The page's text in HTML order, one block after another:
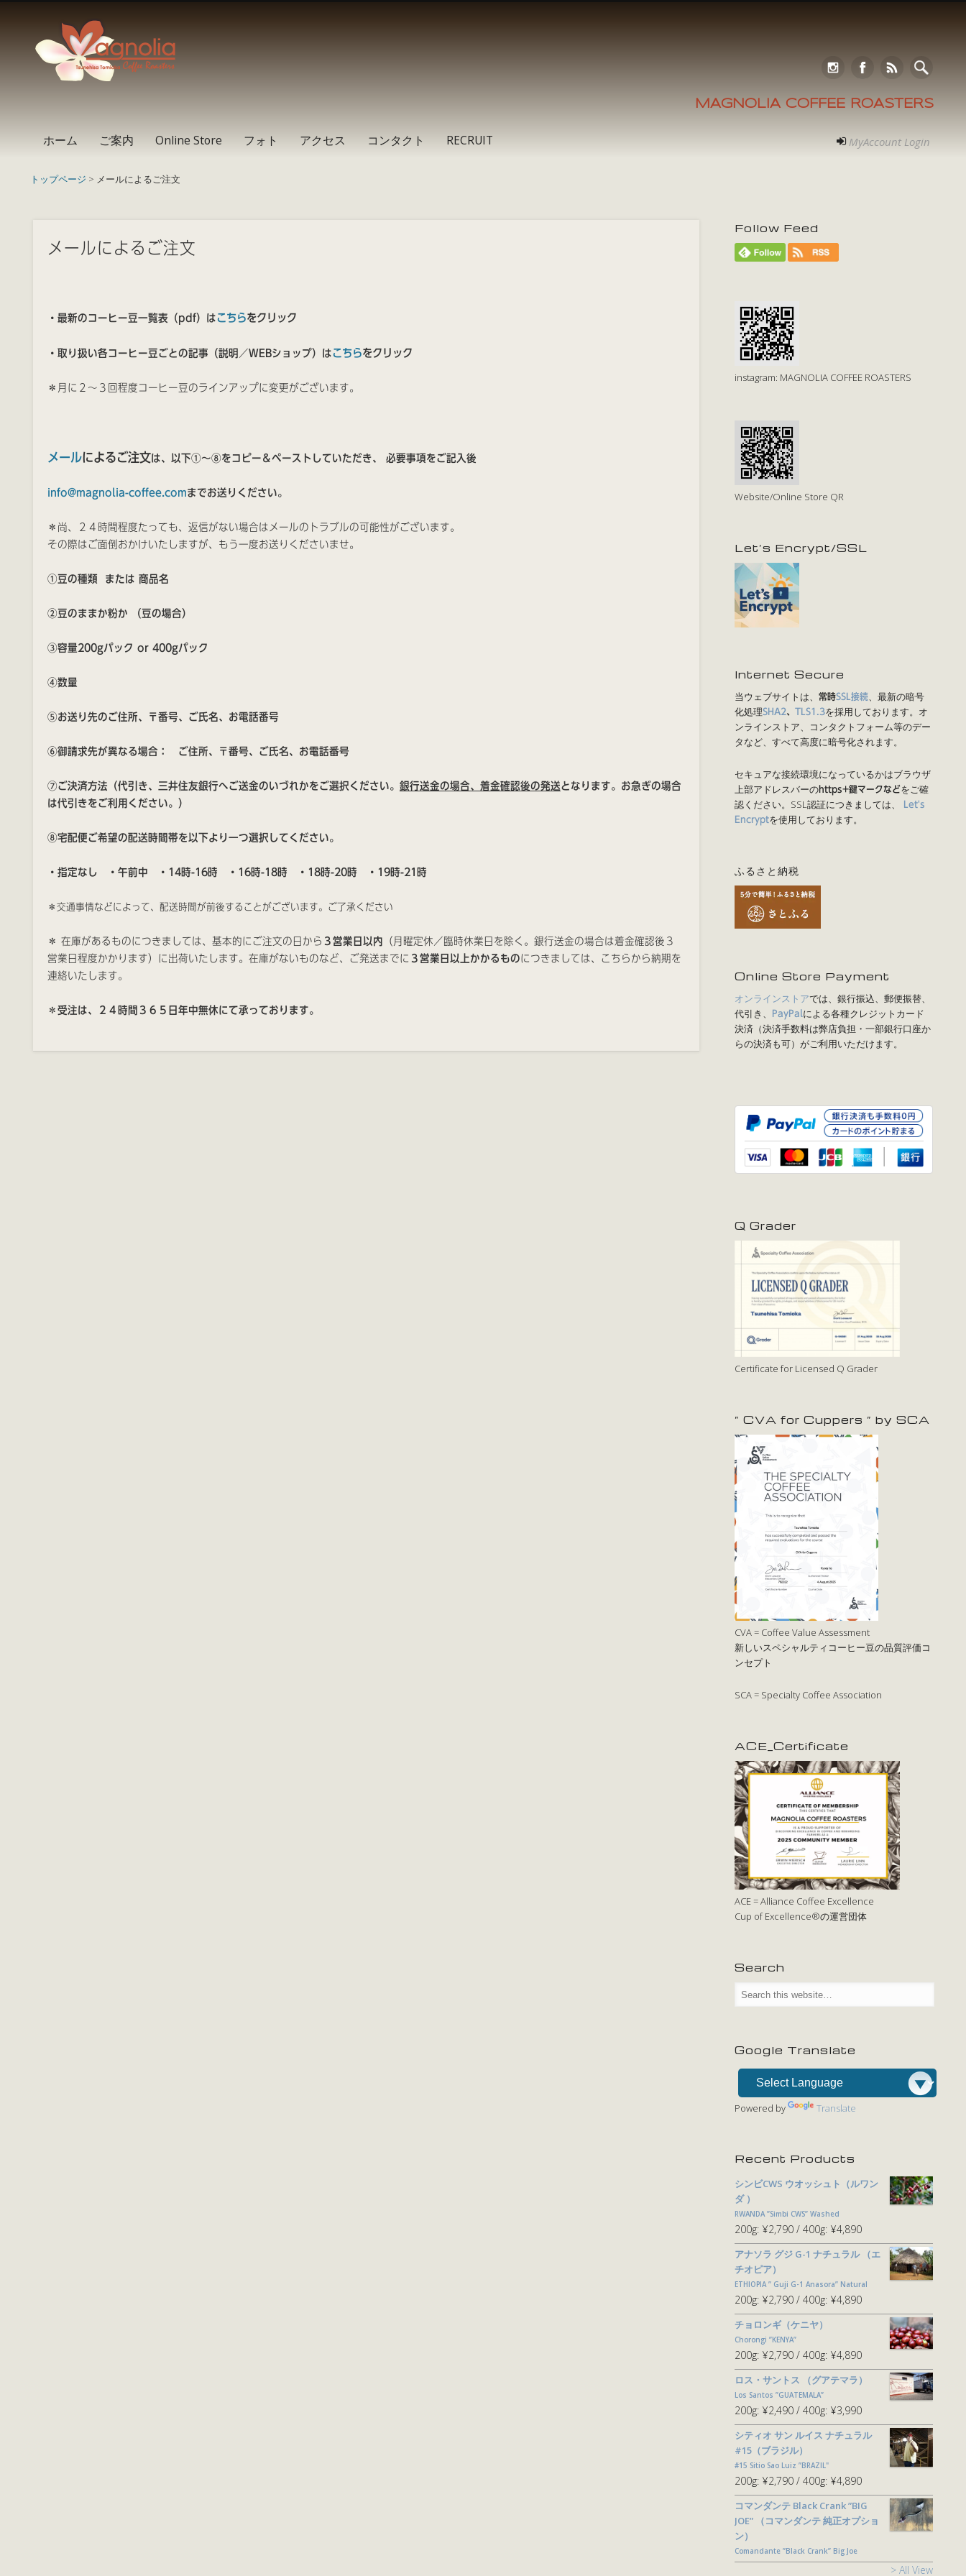
InstagramFacebook
RSS
MAGNOLIA COFFEE ROASTERS
ホーム ご案内 Online Store フォト アクセス コンタクト RECRUIT MyAccount Login
トップページ > メールによるご注文
メールによるご注文
・最新のコーヒー豆一覧表（pdf）はこちらをクリック
・取り扱い各コーヒー豆ごとの記事（説明／WEBショップ）はこちらをクリック
＊月に２〜３回程度コーヒー豆のラインアップに変更がございます。
メールによるご注文は、以下①〜⑧をコピー＆ペースト していただき、 必要事項をご記入後
info@magnolia-coffee.comまでお送りください。
＊尚、２４時間程度たっても、返信がない場合はメールのトラブルの可能性がございます。
その際はご面倒おかけいたしますが、もう一度お送りくださいませ。
①豆の種類 または 商品名
②豆のままか粉か （豆の場合）
③容量200gパック or 400gパック
④数量
⑤お送り先のご住所、〒番号、ご氏名、お電話番号
⑥御請求先が異なる場合： ご住所、〒番号、ご氏名、お電話番号
⑦ご決済方法（代引き、三井住友銀行へご送金のいづれかをご選択ください。 銀行送金の場合、着金確認後の発送となります。お急ぎの場合
は代引きをご利用ください。）
⑧宅配便ご希望の配送時間帯を以下より一つ選択してください。
・指定なし ・午前中 ・14時-16時 ・16時-18時 ・18時-20時 ・19時-21時
＊交通事情などによって、配送時間が前後することがございます。ご了承ください
＊ 在庫があるものにつきましては、基本的にご注文の日から ３営業日以内 （月曜定休／臨時休業日を除く。銀行送金の場合は着金確認後３
営業日程度かかります）に出荷いたします。在庫がないものなど、ご発送までに ３営業日以上かかるものにつきましては、こちらから納期を
連絡いたします。
＊受注は、２４時間３６５日年中無休にて承っております。
Follow Feed
instagram: MAGNOLIA COFFEE ROASTERS
Website/Online Store QR
Let’s Encrypt/SSL
Internet Secure
当ウェブサイトは、 常時SSL接続、最新の暗号
化処理SHA2、 TLS1.3を採用しております。オ
ンラインストア、コンタクトフォーム等のデー
タなど、すべて高度に暗号化されます。
セキュアな接続環境になっているかはブラウザ
上部アドレスバーのhttps+鍵マークなどをご確
認ください。SSL認証につきましては、
Let's
Encryptを使用しております。
ふるさと納税
Online Store Payment
オンラインストアでは、銀行振込、郵便振替、
代引き、
PayPalによる各種クレジットカード
決済（決済手数料は弊店負担・一部銀行口座か
らの決済も可）がご利用いただけます。
Q Grader
Certificate for Licensed Q Grader
” CVA for Cuppers ” by SCA
CVA = Coffee Value Assessment
新しいスペシャルティコーヒー豆の品質評価コ
ンセプト
SCA = Specialty Coffee Association
ACE_Certificate
ACE = Alliance Coffee Excellence
Cup of Excellence®の運営団体
Search
Google Translate
Powered by Translate
Recent Products
シンビCWS ウオッシュト（ルワン
ダ ）
RWANDA ”Simbi CWS” Washed
200g: ¥2,790 400g: ¥4,890
アナソラ グジ G-1 ナチュラル （エ
チオピア）
ETHIOPIA ” Guji G-1 Anasora” Natural
200g: ¥2,790 400g: ¥4,890
チョロンギ（ケニヤ）
Chorongi ”KENYA”
200g: ¥2,790 400g: ¥4,890
ロス・サントス （グアテマラ）
Los Santos ”GUATEMALA”
200g: ¥2,490 400g: ¥3,990
シティオ サン ルイス ナチュラル
#15（ブラジル）
#15 Sitio Sao Luiz ”BRAZIL"
200g: ¥2,790 400g: ¥4,890
コマンダンテ Black Crank ”BIG
JOE” （コマンダンテ 純正オプショ
ン）
Comandante ”Black Crank” Big Joe
> All View